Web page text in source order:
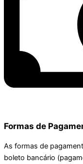
Formas de
As formas de
boleto bancário